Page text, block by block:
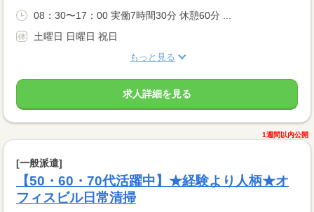
08：30〜17：00 実働7時間30分 休憩60分 ...
土曜日 日曜日 祝日
もっと見る
求人詳細を見る
1週間以内公開
[一般派遣]
【50・60・70代活躍中】★経験より人柄★オ
フィスビル日常清掃